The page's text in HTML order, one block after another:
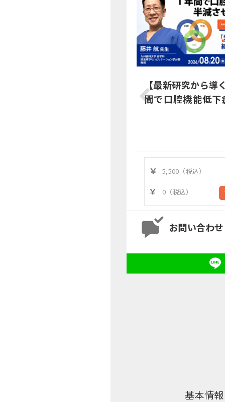
【最新研究から導
間で口腔機能低
5,500（税込）
0（税込）
お問い合わせ
基本情報